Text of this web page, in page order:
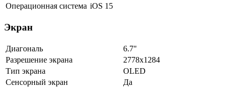
Операционная система iOS 15
Экран
Диагональ
6.7"
Разрешение экрана
2778x1284
Тип экрана
OLED
Сенсорный экран
Да